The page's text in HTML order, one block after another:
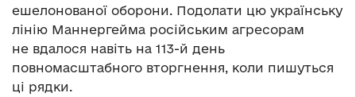
ешелонованої оборони. Подолати цю українську
лінію Маннергейма російським агресорам
не вдалося навіть на 113-й день
повномасштабного вторгнення, коли пишуться
ці рядки.